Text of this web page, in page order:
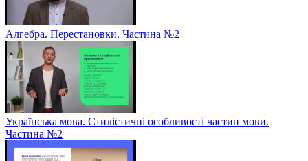
Алгебра. Перестановки. Частина №2
Українська мова. Стилістичні особливості частин мови.
Частина №2